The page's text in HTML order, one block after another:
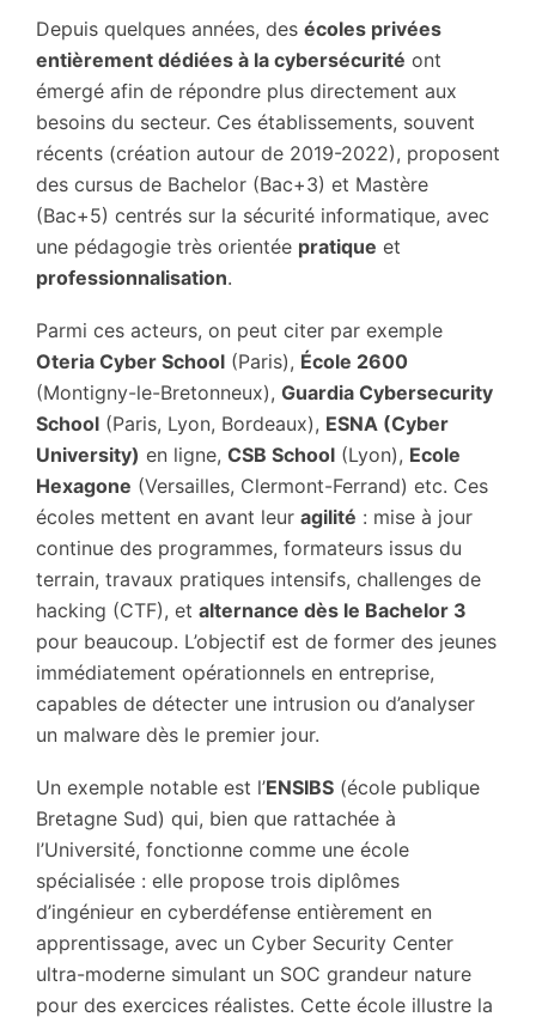
Depuis quelques années, des écoles privées
entièrement dédiées à la cybersécurité ont
émergé afin de répondre plus directement aux
besoins du secteur. Ces établissements, souvent
récents (création autour de 2019-2022), proposent
des cursus de Bachelor (Bac+3) et Mastère
(Bac+5) centrés sur la sécurité informatique, avec
une pédagogie très orientée pratique et
professionnalisation.
Parmi ces acteurs, on peut citer par exemple
Oteria Cyber School (Paris), École 2600
(Montigny-le-Bretonneux), Guardia Cybersecurity
School (Paris, Lyon, Bordeaux), ESNA (Cyber
University) en ligne, CSB School (Lyon), Ecole
Hexagone (Versailles, Clermont-Ferrand) etc. Ces
écoles mettent en avant leur agilité : mise à jour
continue des programmes, formateurs issus du
terrain, travaux pratiques intensifs, challenges de
hacking (CTF), et alternance dès le Bachelor 3
pour beaucoup. L’objectif est de former des jeunes
immédiatement opérationnels en entreprise,
capables de détecter une intrusion ou d’analyser
un malware dès le premier jour.
Un exemple notable est l’ENSIBS (école publique
Bretagne Sud) qui, bien que rattachée à
l’Université, fonctionne comme une école
spécialisée : elle propose trois diplômes
d’ingénieur en cyberdéfense entièrement en
apprentissage, avec un Cyber Security Center
ultra-moderne simulant un SOC grandeur nature
pour des exercices réalistes. Cette école illustre la